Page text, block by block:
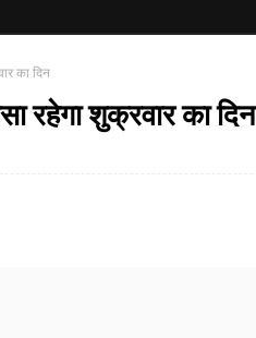
का दिन
शुक्रवार का दिन